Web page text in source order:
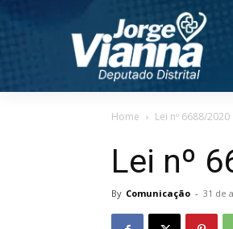
Home Lei nº 6688/2020
Lei nº
By Comunicação - 31 de